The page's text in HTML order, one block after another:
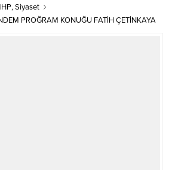
,Siyaset
PROĞRAM KONUĞU FATİH ÇETİNKAYA